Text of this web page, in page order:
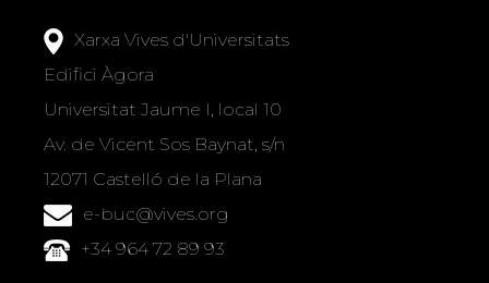
Xarxa Vives d'Universitats
Edifici Àgora
Universitat Jaume I, local 10
Av. de Vicent Sos Baynat, s/n
12071 Castelló de la Plana
e-buc@vives.org
+34 964 72 89 93